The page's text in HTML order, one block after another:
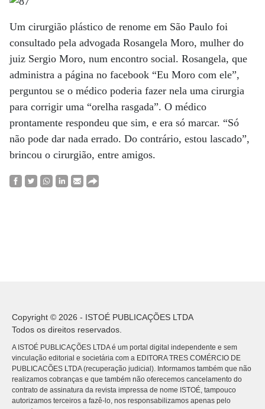
Um cirurgião plástico de renome em São Paulo foi
consultado pela advogada Rosangela Moro, mulher do
juiz Sergio Moro, num encontro social. Rosangela, que
administra a página no facebook “Eu Moro com ele”,
perguntou se o médico poderia fazer nela uma cirurgia
para corrigir uma “orelha rasgada”. O médico
prontamente respondeu que sim, e era só marcar. “Só
não pode dar nada errado. Do contrário, estou lascado”,
brincou o cirurgião, entre amigos.
Copyright © 2026 - ISTOÉ PUBLICAÇÕES LTDA
Todos os direitos reservados.
A ISTOÉ PUBLICAÇÕES LTDA é um portal digital independente e sem
vinculação editorial e societária com a EDITORA TRES COMÉRCIO DE
PUBLICACÕES LTDA (recuperação judicial). Informamos também que não
realizamos cobranças e que também não oferecemos cancelamento do
contrato de assinatura da revista impressa de nome ISTOÉ, tampouco
autorizamos terceiros a fazê-lo, nos responsabilizamos apenas pelo